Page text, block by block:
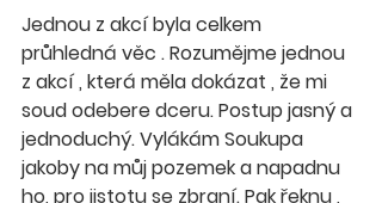
Jednou z akcí byla celkem
průhledná věc . Rozumějme jednou
z akcí , která měla dokázat , že mi
soud odebere dceru. Postup jasný a
jednoduchý. Vylákám Soukupa
jakoby na můj pozemek a napadnu
ho, pro jistotu se zbraní. Pak řeknu ,